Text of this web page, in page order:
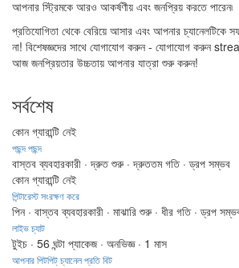
আপনার স্ট্রিমকে আরও আকর্ষণীয় এবং জনপ্রিয় করতে পারেন৷
প্রতিযোগিতা থেকে বেরিয়ে আসার এবং আপনার চ্যানেলটিকে
না! বিশেষজ্ঞদের সাথে যোগাযোগ করুন - যোগাযোগ করুন
আজ জনপ্রিয়তার উচ্চতায় আপনার যাত্রা শুরু করুন!
সর্বশেষ
কোন গ্যারান্টি নেই
পছন্দ পছন্দ
বাস্তব ব্যবহারকারী · দ্রুত শুরু · দ্রুততম গতি · ড্রপ সম্ভব
কোন গ্যারান্টি নেই
পিন্টারেস্ট সংরক্ষণ করে
পিন · বাস্তব ব্যবহারকারী · মাঝারি শুরু · ধীর গতি · ড্রপ
লাইভ চ্যাট
টুইচ · 56 ঘন্টা প্যাকেজ · অনভিজ্ঞ · 1 মাস
আপনার পিটপিট্ চ্যানেল প্রতি বিট